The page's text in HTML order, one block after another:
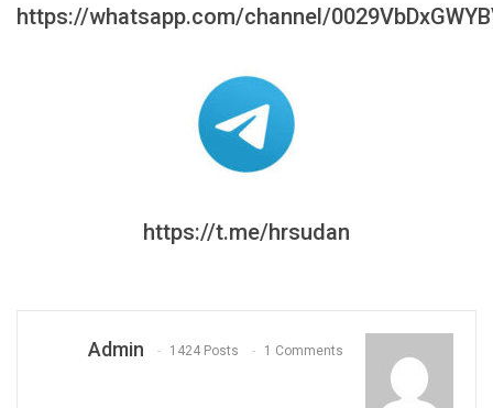
https://whatsapp.com/channel/
https://t.me/hrsudan
Admin 1424 Posts 1 Comments